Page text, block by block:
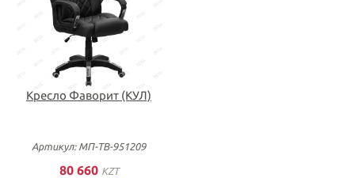
Кресло Фаворит (КУЛ)
Артикул: МП-ТВ-951209
80 660 KZT